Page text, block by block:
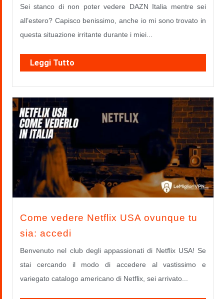
Sei stanco di non poter vedere DAZN Italia mentre sei
all’estero? Capisco benissimo, anche io mi sono trovato in
questa situazione irritante durante i miei...
Leggi Tutto
Come vedere Netflix USA ovunque tu
sia: accedi
Benvenuto nel club degli appassionati di Netflix USA! Se
stai cercando il modo di accedere al vastissimo e
variegato catalogo americano di Netflix, sei arrivato...